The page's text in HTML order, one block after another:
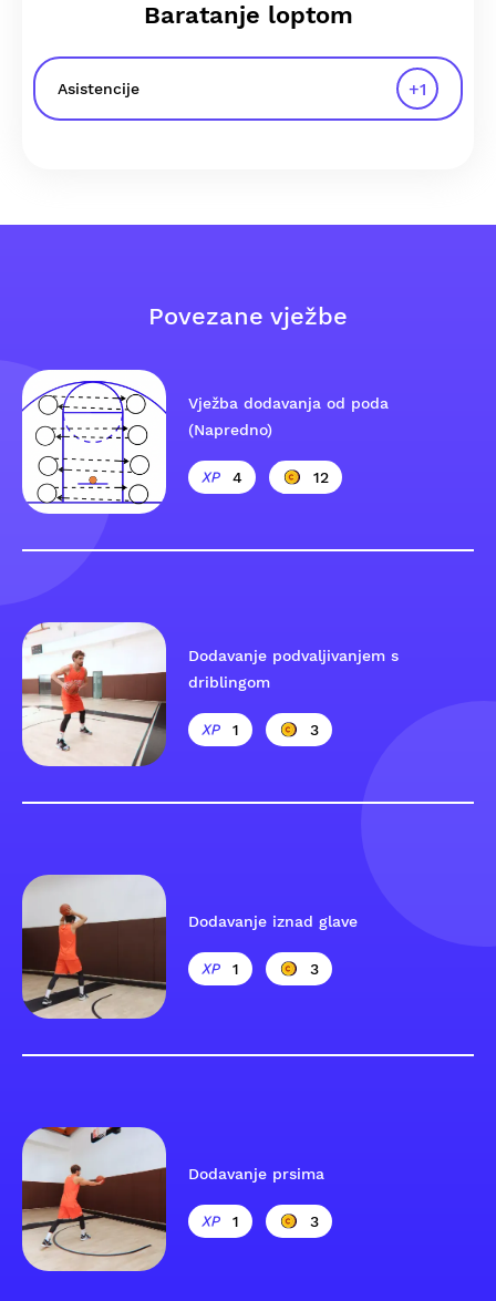
Baratanje loptom
Asistencije +1
Povezane vježbe
Vježba dodavanja od poda
(Napredno)
4 12
Dodavanje podvaljivanjem s
driblingom
1 3
Dodavanje iznad glave
1 3
Dodavanje prsima
1 3